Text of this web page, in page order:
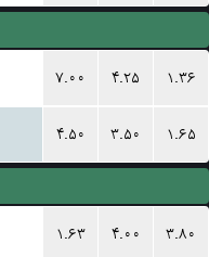
۷.۰۰ ۴.۲۵ ۱.۳۶
۴.۵۰ ۳.۵۰ ۱.۶۵
۱.۶۳ ۴.۰۰ ۳.۸۰